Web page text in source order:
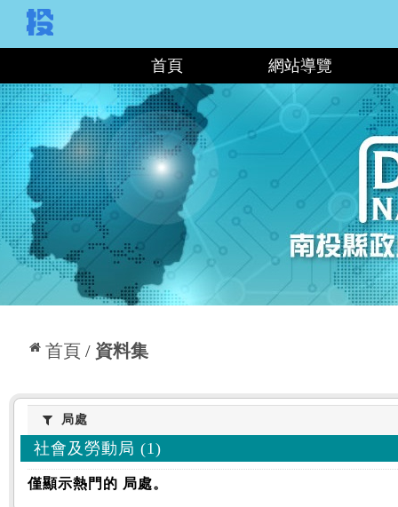
首頁 網站導覽
首頁 資料集
:::
局處局處
社會及勞動局 (1)
僅顯示熱門的 局處。